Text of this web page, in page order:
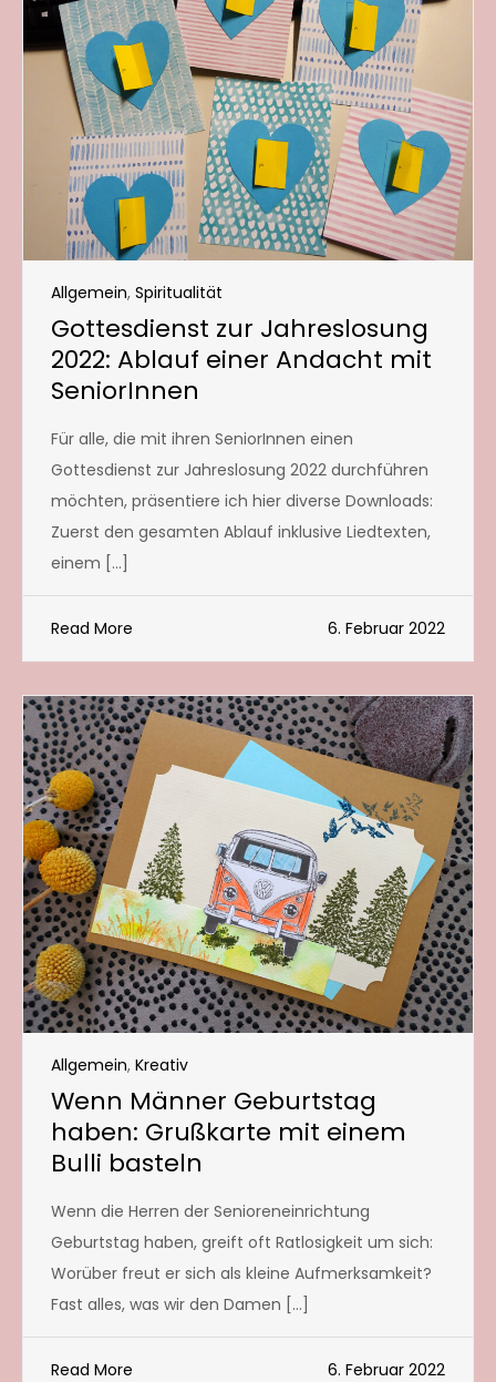
Allgemein, Spiritualität
Gottesdienst zur Jahreslosung
2022: Ablauf einer Andacht mit
SeniorInnen
Für alle, die mit ihren SeniorInnen einen
Gottesdienst zur Jahreslosung 2022 durchführen
möchten, präsentiere ich hier diverse Downloads:
Zuerst den gesamten Ablauf inklusive Liedtexten,
einem […]
Read More 6. Februar 2022
Allgemein, Kreativ
Wenn Männer Geburtstag
haben: Grußkarte mit einem
Bulli basteln
Wenn die Herren der Senioreneinrichtung
Geburtstag haben, greift oft Ratlosigkeit um sich:
Worüber freut er sich als kleine Aufmerksamkeit?
Fast alles, was wir den Damen […]
Read More 6. Februar 2022